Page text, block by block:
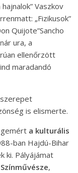
Vaszkov
„Fizikusok”
Quijote”Sancho
ura, a
ellenőrzött
maradandó
is elismerte.
a kulturális
ban Hajdú-Bihar
ki. Pályájámat
,